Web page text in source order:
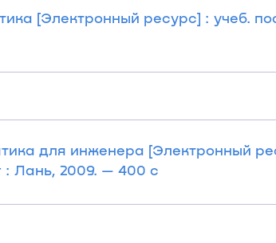
[Электронный ресурс] : учеб.
для инженера [Электронный
Лань, 2009. — 400 с